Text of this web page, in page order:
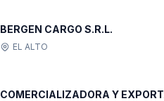
BERGEN CARGO S.R.L.
EL ALTO
COMERCIALIZADORA Y